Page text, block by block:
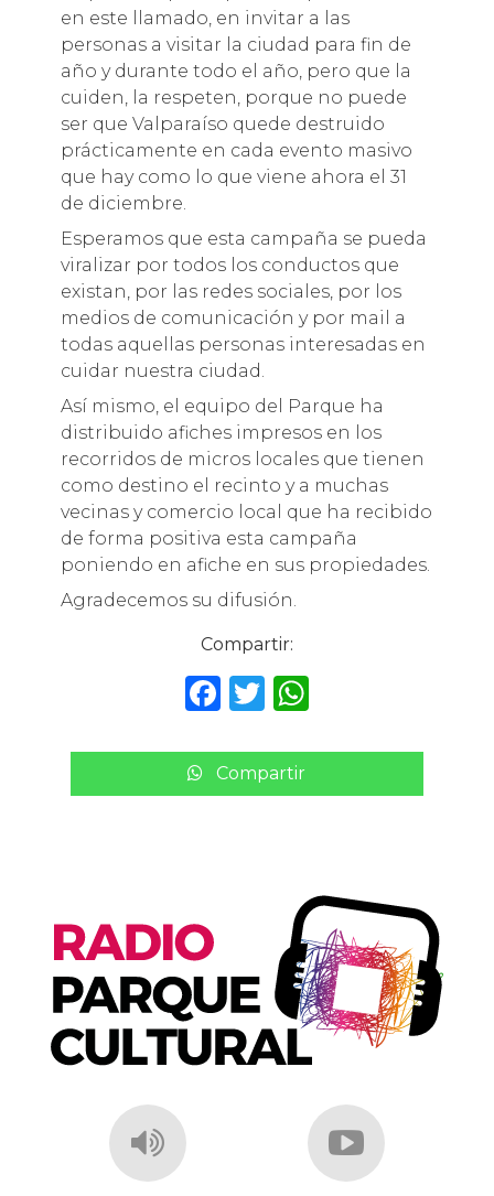
en este llamado, en invitar a las
personas a visitar la ciudad para fin de
año y durante todo el año, pero que la
cuiden, la respeten, porque no puede
ser que Valparaíso quede destruido
prácticamente en cada evento masivo
que hay como lo que viene ahora el 31
de diciembre.
Esperamos que esta campaña se pueda
viralizar por todos los conductos que
existan, por las redes sociales, por los
medios de comunicación y por mail a
todas aquellas personas interesadas en
cuidar nuestra ciudad.
Así mismo, el equipo del Parque ha
distribuido afiches impresos en los
recorridos de micros locales que tienen
como destino el recinto y a muchas
vecinas y comercio local que ha recibido
de forma positiva esta campaña
poniendo en afiche en sus propiedades.
Agradecemos su difusión.
Compartir:
F
c
e
T
it
te
W
a
ts
p
Compartir